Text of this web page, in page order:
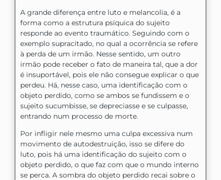
A grande diferença entre luto e melancolia, é a
forma como a estrutura psíquica do sujeito
responde ao evento traumático. Seguindo com o
exemplo supracitado, no qual a ocorrência se refere
à perda de um irmão. Nesse sentido, um outro
irmão pode receber o fato de maneira tal, que a dor
é insuportável, pois ele não consegue explicar o que
perdeu. Há, nesse caso, uma identificação com o
objeto perdido, como se ambos se fundissem e o
sujeito sucumbisse, se depreciasse e se culpasse,
entrando num processo de morte.
Por infligir nele mesmo uma culpa excessiva num
movimento de autodestruição, isso se difere do
luto, pois há uma identificação do sujeito com o
objeto perdido, o que faz com que o mundo interno
se perca. A sombra do objeto perdido recai sobre o